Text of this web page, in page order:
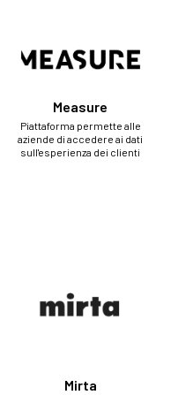
Measure
Piattaforma permette alle
aziende di accedere ai dati
sull'esperienza dei clienti
Mirta